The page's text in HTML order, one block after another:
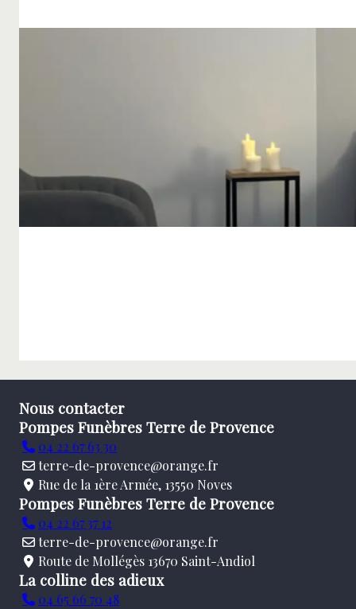
Nous contacter
Pompes Funèbres Terre de Provence
04 22 67 63 30
terre-de-provence@orange.fr
Rue de la 1ère Armée, 13550 Noves
Pompes Funèbres Terre de Provence
04 22 67 37 12
terre-de-provence@orange.fr
Route de Mollégès 13670 Saint-Andiol
La colline des adieux
04 65 66 70 48